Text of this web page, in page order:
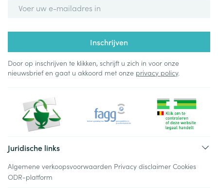
Inschrijven
Door op inschrijven te klikken, schrijft u zich in voor onze
nieuwsbrief en gaat u akkoord met onze privacy policy.
Juridische links
Algemene verkoopsvoorwaarden Privacy disclaimer Cookies
ODR-platform